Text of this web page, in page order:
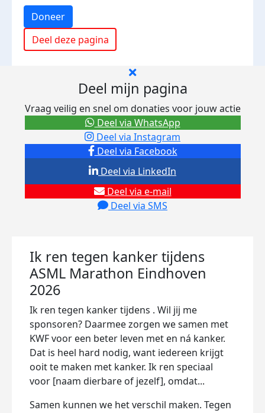
Doneer
Deel deze pagina
Deel mijn pagina
Vraag veilig en snel om donaties voor jouw actie
Deel via Facebook
Deel via Instagram
Deel via e-mail
Deel via SMS
Deel via LinkedIn
Deel via WhatsApp
Ik ren tegen kanker tijdens
ASML Marathon Eindhoven
2026
Ik ren tegen kanker tijdens . Wil jij me
sponsoren? Daarmee zorgen we samen met
KWF voor een beter leven met en ná kanker.
Dat is heel hard nodig, want iedereen krijgt
ooit te maken met kanker. Ik ren speciaal
voor [naam dierbare of jezelf], omdat...
Samen kunnen we het verschil maken. Tegen